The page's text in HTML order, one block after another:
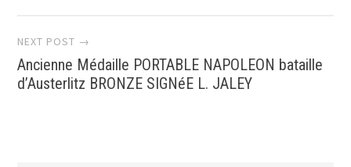
NEXT POST →
Ancienne Médaille PORTABLE NAPOLEON bataille
d’Austerlitz BRONZE SIGNéE L. JALEY